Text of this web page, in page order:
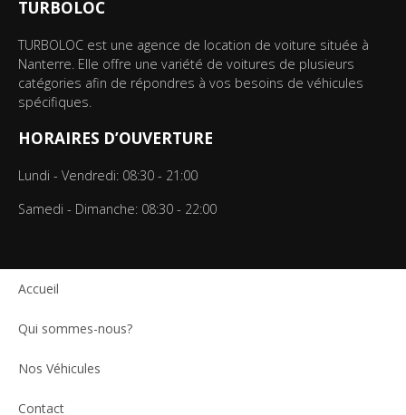
TURBOLOC
TURBOLOC est une agence de location de voiture située à
Nanterre. Elle offre une variété de voitures de plusieurs
catégories afin de répondres à vos besoins de véhicules
spécifiques.
HORAIRES D’OUVERTURE
Lundi - Vendredi: 08:30 - 21:00
Samedi - Dimanche: 08:30 - 22:00
Accueil
Qui sommes-nous?
Nos Véhicules
Contact